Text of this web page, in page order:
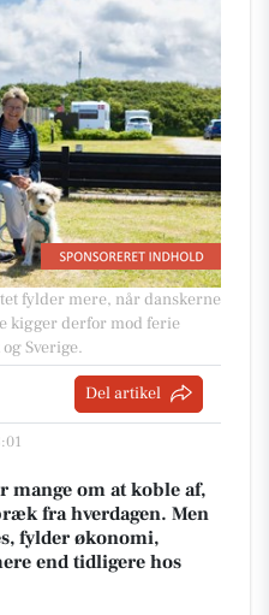
fylder mere, når danskerne
kigger derfor mod ferie
Sverige.
Del artikel
mange om at koble af,
fra hverdagen. Men
fylder økonomi,
end tidligere hos